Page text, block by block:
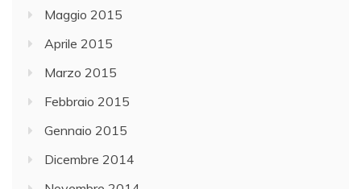
Maggio 2015
Aprile 2015
Marzo 2015
Febbraio 2015
Gennaio 2015
Dicembre 2014